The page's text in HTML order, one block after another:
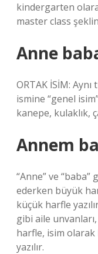
kindergarten
master class
Anne
ORTAK İSİM:
ismine “genel
kanepe, kulaklık,
Annem
“Anne” ve
ederken büyük
küçük harfle
gibi aile
harfle, isim olarak
yazılır.